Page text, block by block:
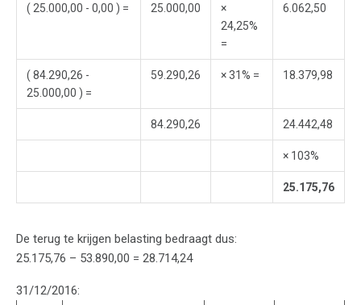
( 25.000,00 - 0,00 ) = 25.000,00
×
24,25%
=
6.062,50
( 84.290,26 -
25.000,00 ) =
59.290,26 × 31% = 18.379,98
84.290,26 24.442,48
× 103%
25.175,76
De terug te krijgen belasting bedraagt dus:
25.175,76 – 53.890,00 = 28.714,24
31/12/2016: